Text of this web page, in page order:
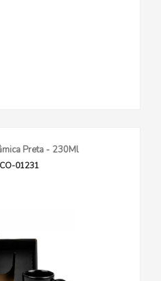
Preta - 230Ml
01231